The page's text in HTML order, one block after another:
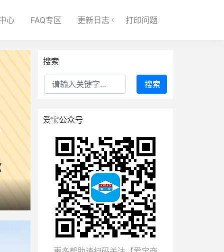
心 FAQ专区 更新日志 打印问题
一个
搜索
搜索
爱宝公众号